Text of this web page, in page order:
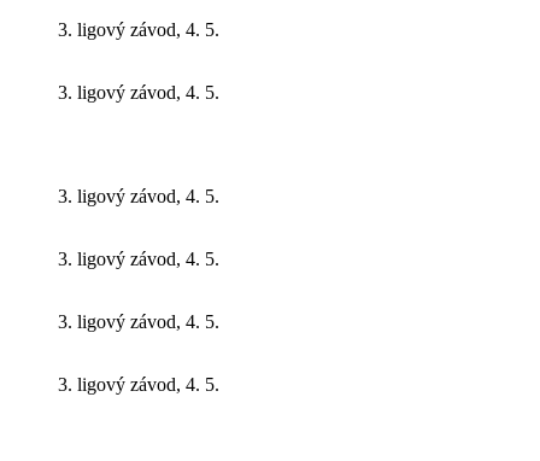
3. ligový závod, 4. 5.
3. ligový závod, 4. 5.
3. ligový závod, 4. 5.
3. ligový závod, 4. 5.
3. ligový závod, 4. 5.
3. ligový závod, 4. 5.